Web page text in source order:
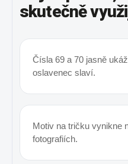
skutečně
Čísla 69 a 70 jasně
oslavenec slaví.
Motiv na tričku vynikne
fotografiích.